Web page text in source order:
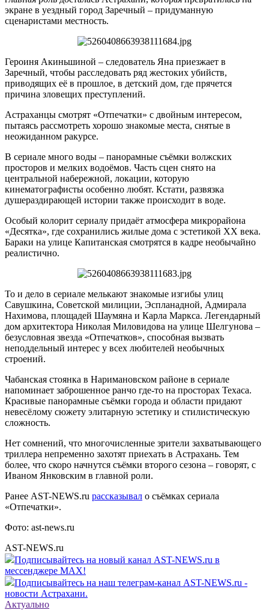
экране в уездный город Заречный – придуманную
сценаристами местность.
Героиня Акиньшиной – следователь Яна приезжает в
Заречный, чтобы расследовать ряд жестоких убийств,
приводящих её в прошлое, в детский дом, где прячется
причина зловещих преступлений.
Астраханцы смотрят «Отпечатки» с двойным интересом,
пытаясь рассмотреть хорошо знакомые места, снятые в
неожиданном ракурсе.
В сериале много воды – панорамные съёмки волжских
просторов и мелких водоёмов. Часть сцен снято на
центральной набережной, локации, которую
кинематографисты особенно любят. Кстати, развязка
душераздирающей истории также происходит в воде.
Особый колорит сериалу придаёт атмосфера микрорайона
«Десятка», где сохранились жилые дома с эстетикой ХХ века.
Бараки на улице Капитанская смотрятся в кадре необычайно
реалистично.
То и дело в сериале мелькают знакомые изгибы улиц
Савушкина, Советской милиции, Эспланадной, Адмирала
Нахимова, площадей Шаумяна и Карла Маркса. Легендарный
дом архитектора Николая Миловидова на улице Шелгунова –
безусловная звезда «Отпечатков», способная вызвать
неподдельный интерес у всех любителей необычных
строений.
Чабанская стоянка в Наримановском районе в сериале
напоминает заброшенное ранчо где-то на просторах Техаса.
Красивые панорамные съёмки города и области придают
невесёлому сюжету элитарную эстетику и стилистическую
сложность.
Нет сомнений, что многочисленные зрители захватывающего
триллера непременно захотят приехать в Астрахань. Тем
более, что скоро начнутся съёмки второго сезона – говорят, с
Иваном Янковским в главной роли.
Ранее AST-NEWS.ru рассказывал о съёмках сериала
«Отпечатки».
Фото: ast-news.ru
AST-NEWS.ru
Подписывайтесь на новый канал AST-NEWS.ru в
мессенджере MAX!
Подписывайтесь на наш телеграм-канал AST-NEWS.ru -
новости Астрахани.
Актуально